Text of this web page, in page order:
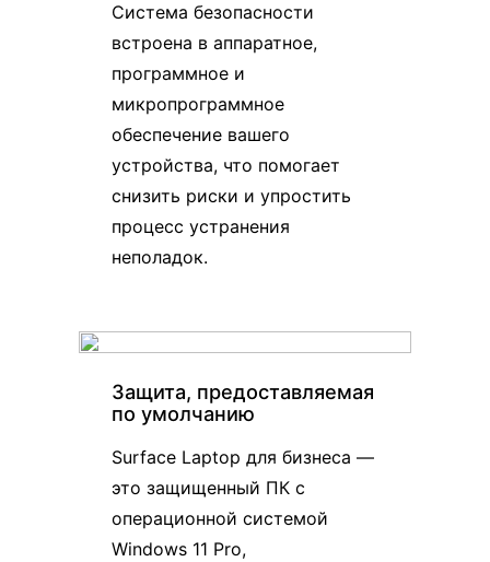
Система безопасности
встроена в аппаратное,
программное и
микропрограммное
обеспечение вашего
устройства, что помогает
снизить риски и упростить
процесс устранения
неполадок.
Защита, предоставляемая
по умолчанию
Surface Laptop для бизнеса —
это защищенный ПК с
операционной системой
Windows 11 Pro,